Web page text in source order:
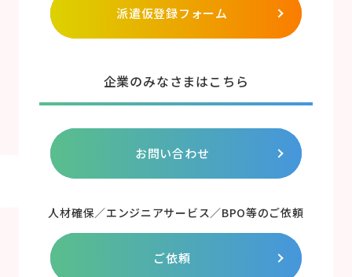
派遣仮登録フォーム
企業のみなさまはこちら
お問い合わせ
人材確保／エンジニアサービス／BPO等のご依頼
ご依頼